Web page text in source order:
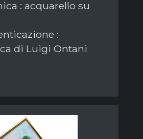
: acquarello su
:
di Luigi Ontani